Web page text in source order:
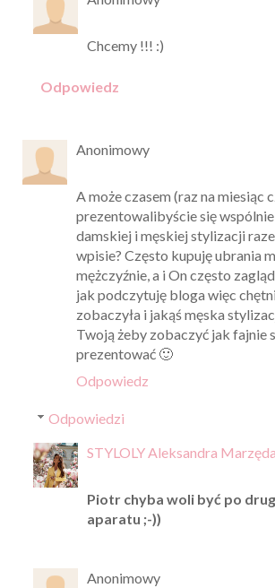
Chcemy !!! :)
Odpowiedz
Anonimowy
A może czasem (raz na miesiąc
prezentowalibyście się
damskiej i męskiej stylizacji
wpisie? Często kupuję ubrania
mężczyźnie, a i On często
jak podczytuję bloga więc
zobaczyła i jakąś męska
Twoją żeby zobaczyć jak fajnie
prezentować 🙂
Odpowiedz
Odpowiedzi
STYLOLY Aleksandra Marzęda
Piotr chyba woli być po
aparatu ;-))
Anonimowy